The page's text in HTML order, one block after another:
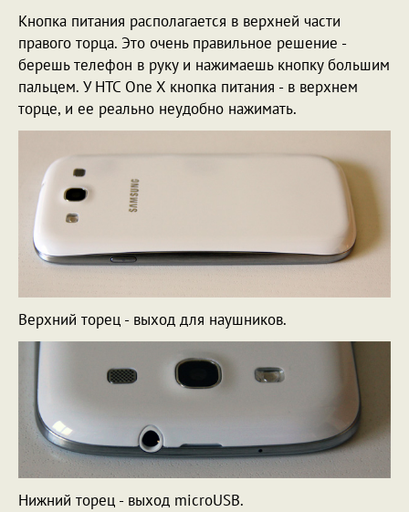
Кнопка питания располагается в верхней части
правого торца. Это очень правильное решение -
берешь телефон в руку и нажимаешь кнопку большим
пальцем. У HTC One X кнопка питания - в верхнем
торце, и ее реально неудобно нажимать.
Верхний торец - выход для наушников.
Нижний торец - выход microUSB.